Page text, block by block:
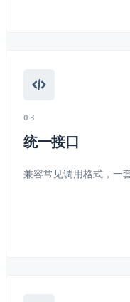
0 3
统一接口
兼容常见调用格式，一